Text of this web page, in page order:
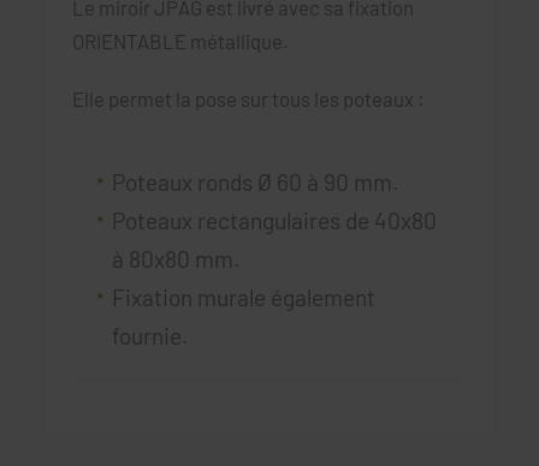
Le miroir JPAG est livré avec sa fixation
ORIENTABLE métallique.
Elle permet la pose sur tous les poteaux :
Poteaux ronds Ø 60 à 90 mm.
Poteaux rectangulaires de 40x80
à 80x80 mm.
Fixation murale également
fournie.